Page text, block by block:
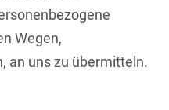
Wegen,
an uns zu übermitteln.